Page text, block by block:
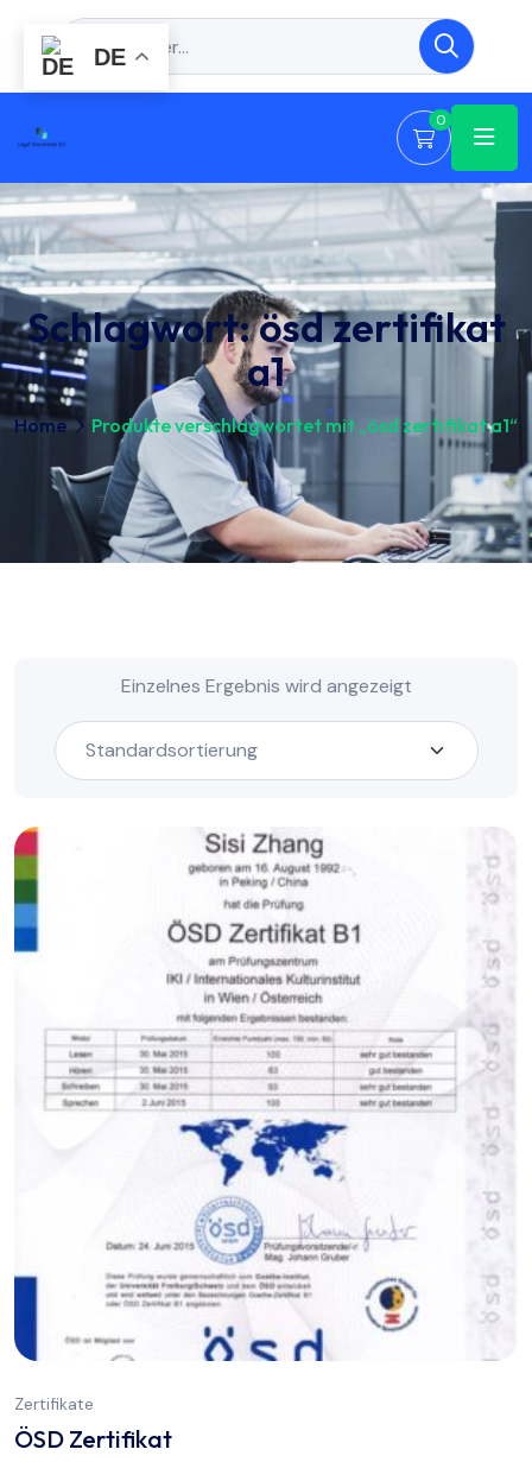
0
Schlagwort:ösd zertifikat
a1
Home Produkte verschlagwortet mit „ösd zertifikat a1“
Einzelnes Ergebnis wird angezeigt
Zertifikate
ÖSD Zertifikat
DE